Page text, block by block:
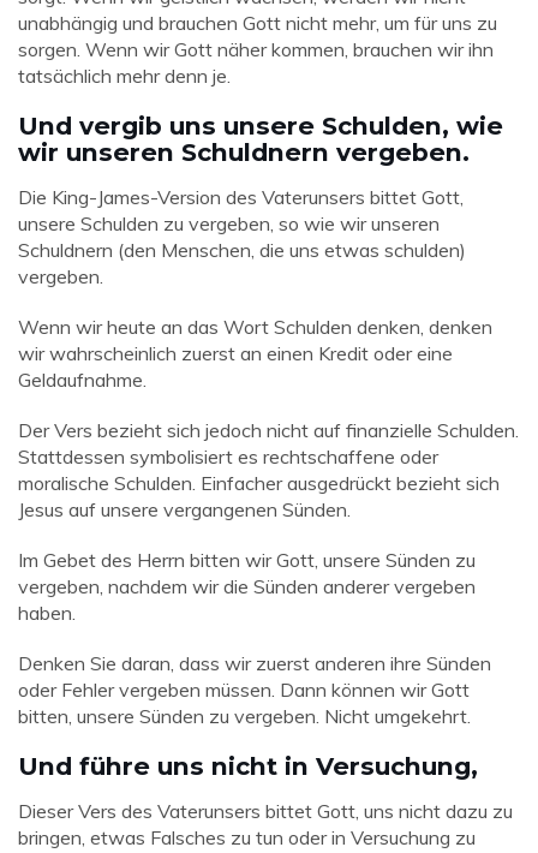
unabhängig und brauchen Gott nicht mehr, um für uns zu
sorgen. Wenn wir Gott näher kommen, brauchen wir ihn
tatsächlich mehr denn je.
Und vergib uns unsere Schulden, wie
wir unseren Schuldnern vergeben.
Die King-James-Version des Vaterunsers bittet Gott,
unsere Schulden zu vergeben, so wie wir unseren
Schuldnern (den Menschen, die uns etwas schulden)
vergeben.
Wenn wir heute an das Wort Schulden denken, denken
wir wahrscheinlich zuerst an einen Kredit oder eine
Geldaufnahme.
Der Vers bezieht sich jedoch nicht auf finanzielle Schulden.
Stattdessen symbolisiert es rechtschaffene oder
moralische Schulden. Einfacher ausgedrückt bezieht sich
Jesus auf unsere vergangenen Sünden.
Im Gebet des Herrn bitten wir Gott, unsere Sünden zu
vergeben, nachdem wir die Sünden anderer vergeben
haben.
Denken Sie daran, dass wir zuerst anderen ihre Sünden
oder Fehler vergeben müssen. Dann können wir Gott
bitten, unsere Sünden zu vergeben. Nicht umgekehrt.
Und führe uns nicht in Versuchung,
Dieser Vers des Vaterunsers bittet Gott, uns nicht dazu zu
bringen, etwas Falsches zu tun oder in Versuchung zu